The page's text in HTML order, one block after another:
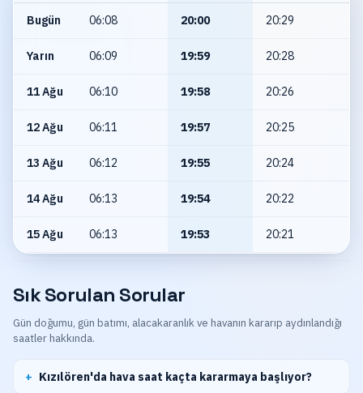
Bugün 06:08 20:00 20:29
Yarın 06:09 19:59 20:28
11 Ağu 06:10 19:58 20:26
12 Ağu 06:11 19:57 20:25
13 Ağu 06:12 19:55 20:24
14 Ağu 06:13 19:54 20:22
15 Ağu 06:13 19:53 20:21
Sık Sorulan Sorular
Gün doğumu, gün batımı, alacakaranlık ve havanın kararıp aydınlandığı
saatler hakkında.
Kızılören'da hava saat kaçta kararmaya başlıyor?